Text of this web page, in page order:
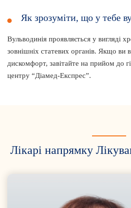
Як зрозуміти, що у тебе
Вульводинія проявляється у вигляді
зовнішніх статевих органів. Якщо ви
дискомфорт, завітайте на прийом до
центру “Діамед-Експрес”.
Лікарі напрямку